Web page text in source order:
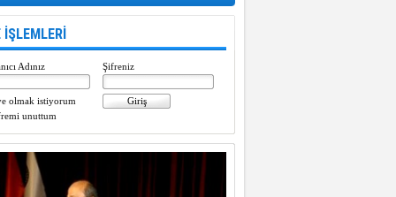
İŞLEMLERİ
Adınız Şifreniz
olmak istiyorum
unuttum